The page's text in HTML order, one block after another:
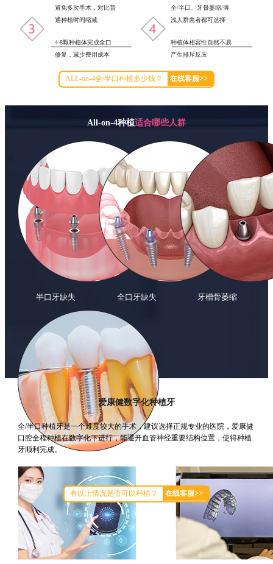
避免多次手术，对比普
通种植时间缩减
全/半口、牙骨萎缩/薄
浅人群患者都可选择
4-8颗种植体完成全口
修复，减少费用成本
种植体相容性自然不易
产生排斥反应
ALL-on-4全/半口种植多少钱？ 在线客服>>
All-on-4种植适合哪些人群
半口牙缺失 全口牙缺失 牙槽骨萎缩
牙槽骨薄浅
有以上情况是否可以种植？ 在线客服>>
爱康健数字化种植牙
全/半口种植牙是一个难度较大的手术，建议选择正规专业的医院，爱康健
口腔全程种植在数字化下进行，能避开血管神经重要结构位置，使得种植
牙顺利完成。